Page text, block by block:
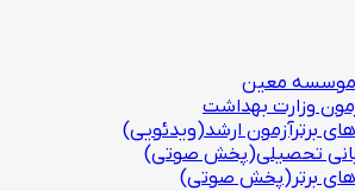
موسسه معین
وزارت بهداشت
برترآزمون ارشد(ویدئویی)
تحصیلی(پخش صوتی)
های برتر(پخش صوتی)